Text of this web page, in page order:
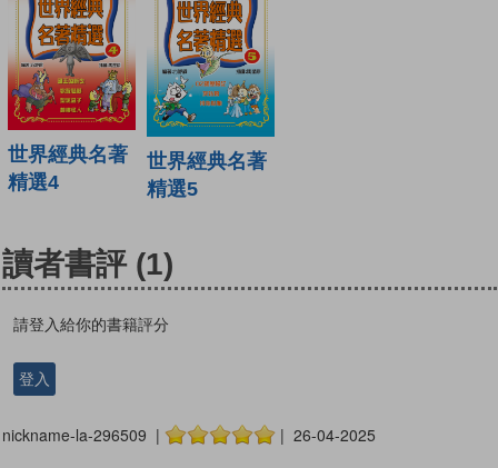
世界經典名著
精選4
世界經典名著
精選5
讀者書評 (1)
請登入給你的書籍評分
登入
nickname-la-296509 | | 26-04-2025